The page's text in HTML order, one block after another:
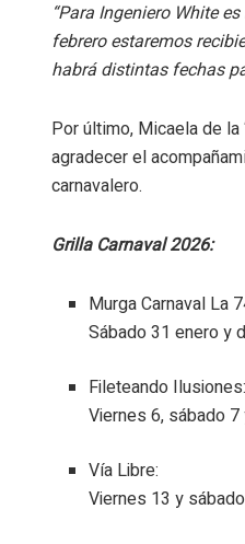
“Para Ingeniero White
febrero estaremos
habrá distintas fechas
Por último, Micaela de la
agradecer el
carnavalero.
Grilla Carnaval 2026:
Murga Carnaval La
Sábado 31 enero y
Fileteando Ilusiones:
Viernes 6, sábado
Vía Libre:
Viernes 13 y